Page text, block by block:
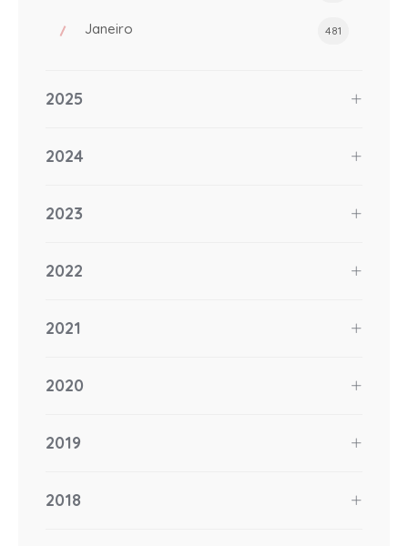
Janeiro 481
2025
2024
2023
2022
2021
2020
2019
2018